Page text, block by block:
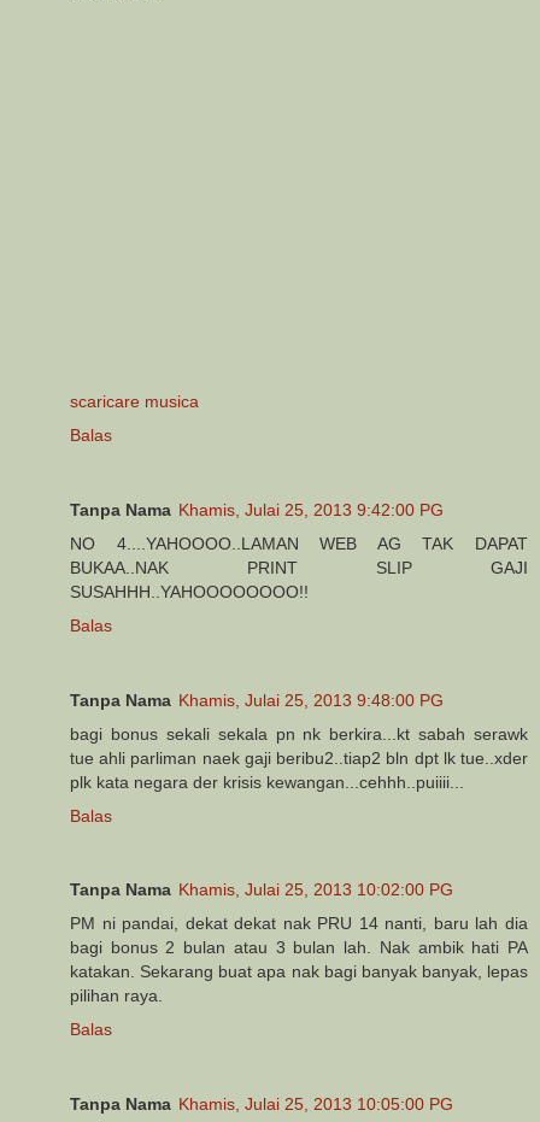
scaricare musica
Balas
Tanpa Nama Khamis, Julai 25, 2013 9:42:00 PG
NO 4....YAHOOOO..LAMAN WEB AG TAK DAPAT
BUKAA..NAK PRINT SLIP GAJI
SUSAHHH..YAHOOOOOOOO!!
Balas
Tanpa Nama Khamis, Julai 25, 2013 9:48:00 PG
bagi bonus sekali sekala pn nk berkira...kt sabah serawk
tue ahli parliman naek gaji beribu2..tiap2 bln dpt lk tue..xder
plk kata negara der krisis kewangan...cehhh..puiiii...
Balas
Tanpa Nama Khamis, Julai 25, 2013 10:02:00 PG
PM ni pandai, dekat dekat nak PRU 14 nanti, baru lah dia
bagi bonus 2 bulan atau 3 bulan lah. Nak ambik hati PA
katakan. Sekarang buat apa nak bagi banyak banyak, lepas
pilihan raya.
Balas
Tanpa Nama Khamis, Julai 25, 2013 10:05:00 PG